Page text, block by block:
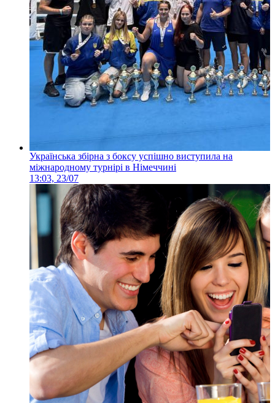
Українська збірна з боксу успішно виступила на
міжнародному турнірі в Німеччині
13:03, 23/07